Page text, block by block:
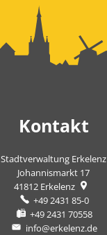
Kontakt
Stadtverwaltung Erkelenz
Johannismarkt 17
41812 Erkelenz
+49 2431 85-0
+49 2431 70558
info@erkelenz.de